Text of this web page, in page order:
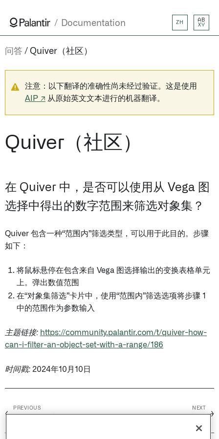
Documentation ZH
AB
XY
问答 Quiver（社区）
注意：以下翻译的准确性尚未经过验证。这是使用
AIP ↗ 从原始英文文本进行的机器翻译。
Quiver（社区）
在 Quiver 中，是否可以使用从 Vega 图
选择中得出的数字范围来筛选对象集？
Quiver 包含一种“范围内”筛选类型，可以用于此目的。步骤
如下：
将鼠标悬停在包含来自 Vega 图选择输出的变换表格单元
上。弹出数值范围
在“对象集筛选”卡片中，使用“范围内”筛选选项将步骤 1
中的范围作为参数输入
主题链接: https://community.palantir.com/t/quiver-how-
can-i-filter-an-object-set-with-a-range/186
时间戳: 2024年10月10日
←
PREVIOUS NEXT
→